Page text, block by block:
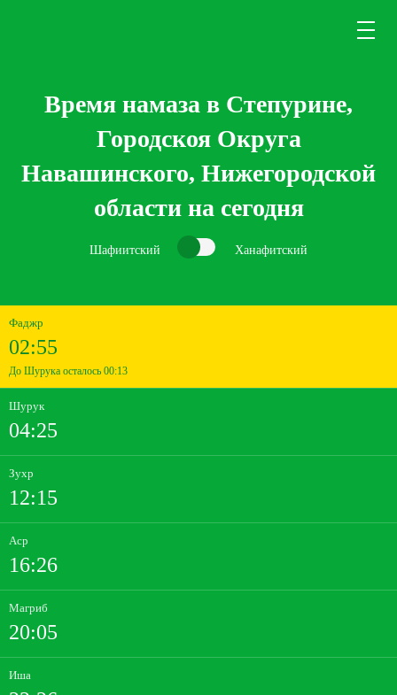
Время намаза в Степурине,
Городскоя Округа
Навашинского, Нижегородской
области на сегодня
Шафиитский Ханафитский
Фаджр
02:55
До Шурука осталось 00:13
Шурук
04:25
Зухр
12:15
Аср
16:26
Магриб
20:05
Иша